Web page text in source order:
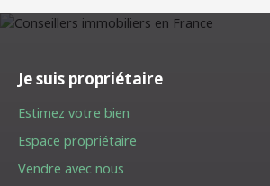
Je suis propriétaire
Estimez votre bien
Espace propriétaire
Vendre avec nous